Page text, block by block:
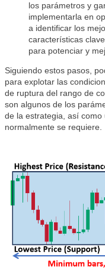
los parámetros y
implementarla en
a identificar los
características
para potenciar y
Siguiendo estos pasos,
para explotar las
de ruptura del rango de
son algunos de los
de la estrategia, así
normalmente se requiere.